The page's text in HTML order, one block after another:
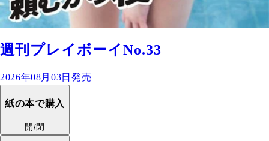
週刊プレイボーイNo.33
2026年08月03日発売
紙の本で購入
開/閉